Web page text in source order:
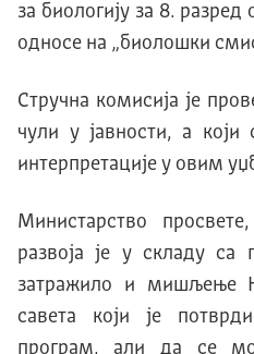
за биологију за 8.
односе на „биолошки
Стручна комисија је
чули у јавности, а
интерпретације у овим
Министарство
развоја је у складу са
затражило и мишљење
савета који је
програм, али да се